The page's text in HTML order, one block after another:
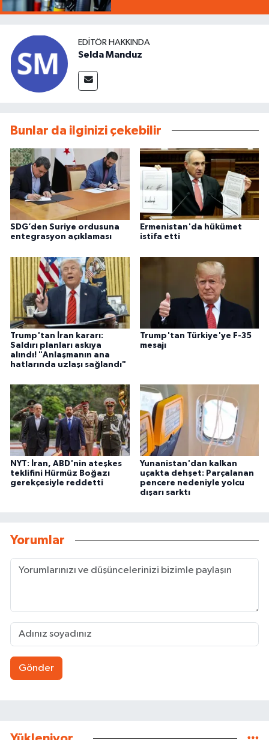
EDITÖR HAKKINDA
Selda Manduz
Bunlar da ilginizi çekebilir
SDG’den Suriye ordusuna
entegrasyon açıklaması
Ermenistan'da hükümet
istifa etti
Trump'tan İran kararı:
Saldırı planları askıya
alındı! "Anlaşmanın ana
hatlarında uzlaşı sağlandı"
Trump'tan Türkiye'ye F-35
mesajı
NYT: İran, ABD'nin ateşkes
teklifini Hürmüz Boğazı
gerekçesiyle reddetti
Yunanistan'dan kalkan
uçakta dehşet: Parçalanan
pencere nedeniyle yolcu
dışarı sarktı
Yorumlar
Gönder